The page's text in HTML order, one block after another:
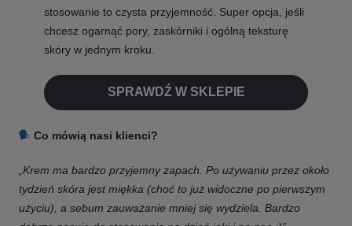
stosowanie to czysta przyjemność. Super opcja, jeśli
chcesz ogarnąć pory, zaskórniki i ogólną teksturę
skóry w jednym kroku.
SPRAWDŹ W SKLEPIE
Co mówią nasi klienci?
„Krem ma bardzo przyjemny zapach. Po używaniu przez około
tydzień skóra jest miękka (choć to już widoczne po pierwszym
użyciu), a sebum zauważanie mniej się wydziela. Bardzo